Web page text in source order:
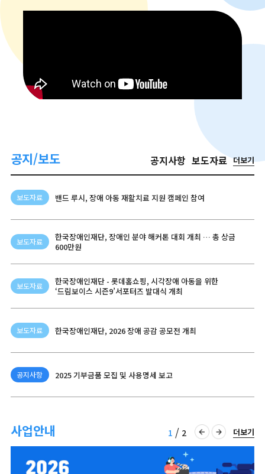
공지/보도 공지사항 보도자료 더보기
보도자료 밴드 루시, 장애 아동 재활치료 지원 캠페인 참여
보도자료
한국장애인재단, 장애인 분야 해커톤 대회 개최 … 총 상금
600만원
보도자료
한국장애인재단 - 롯데홈쇼핑, 시각장애 아동을 위한
‘드림보이스 시즌9’서포터즈 발대식 개최
보도자료 한국장애인재단, 2026 장애 공감 공모전 개최
공지사항 2025 기부금품 모집 및 사용명세 보고
사업안내 1 / 2
이전
버튼
다음
버튼
더보기